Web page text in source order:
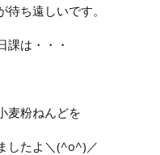
ち遠しいです。
課は・・・
麦粉ねんどを
したよ＼(^o^)／